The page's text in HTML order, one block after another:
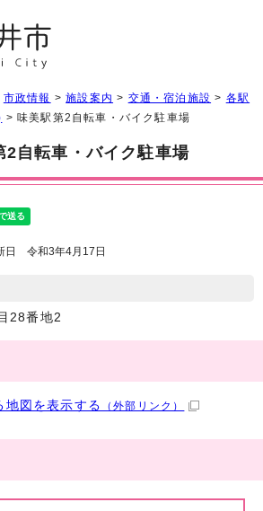
市政情報 >施設案内 > 交通・宿泊施設 > 各駅
> 味美駅第2自転車・バイク駐車場
2自転車・バイク駐車場
日 令和3年4月17日
28番地2
地図を表示する （外部リンク）